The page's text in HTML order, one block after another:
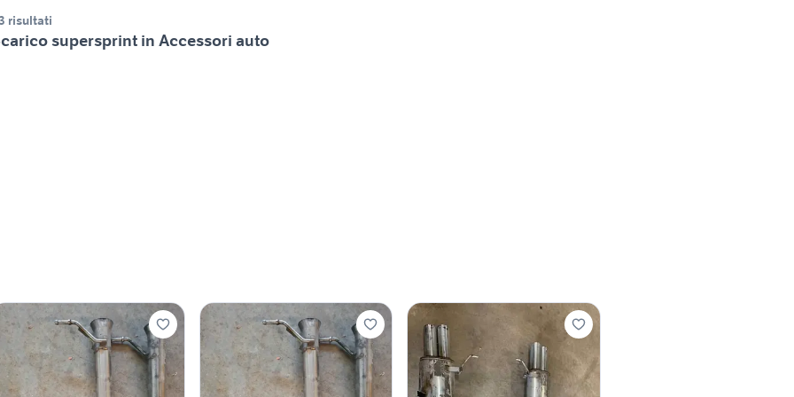
risultati
supersprint in Accessori auto